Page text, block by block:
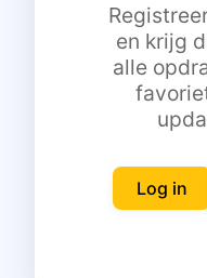
en krijg
alle
Log in